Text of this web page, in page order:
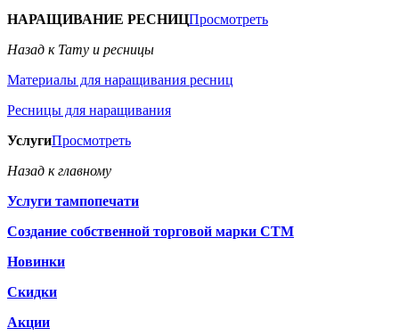
НАРАЩИВАНИЕ РЕСНИЦПросмотреть
Назад к Тату и ресницы
Материалы для наращивания ресниц
Ресницы для наращивания
УслугиПросмотреть
Назад к главному
Услуги тампопечати
Создание собственной торговой марки СТМ
Новинки
Скидки
Акции